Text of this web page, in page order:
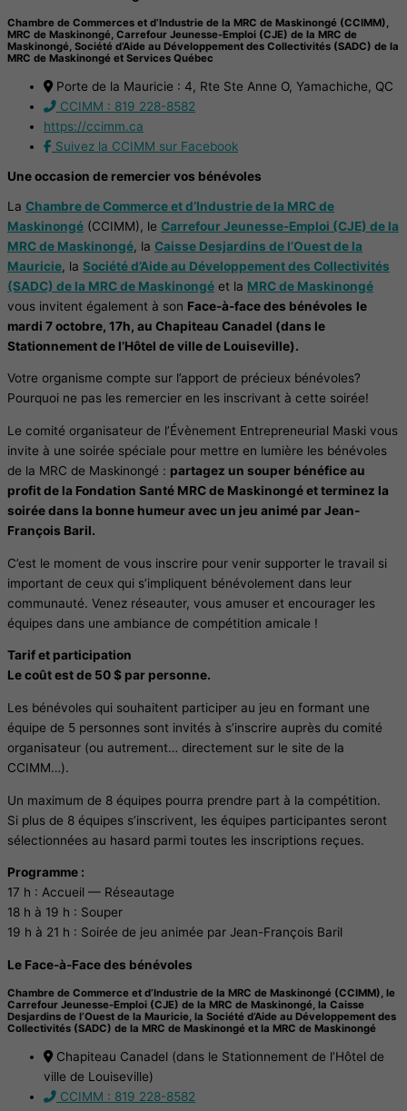
Chambre de Commerces et d’Industrie de la MRC de Maskinongé (CCIMM),
MRC de Maskinongé, Carrefour Jeunesse-Emploi (CJE) de la MRC de
Maskinongé, Société d’Aide au Développement des Collectivités (SADC) de la
MRC de Maskinongé et Services Québec
Porte de la Mauricie : 4, Rte Ste Anne O, Yamachiche, QC
CCIMM : 819 228-8582
https://ccimm.ca
Suivez la CCIMM sur Facebook
Une occasion de remercier vos bénévoles
La Chambre de Commerce et d’Industrie de la MRC de
Maskinongé (CCIMM), le Carrefour Jeunesse-Emploi (CJE) de la
MRC de Maskinongé, la Caisse Desjardins de l’Ouest de la
Mauricie, la Société d’Aide au Développement des Collectivités
(SADC) de la MRC de Maskinongé et la MRC de Maskinongé
vous invitent également à son Face-à-face des bénévoles le
mardi 7 octobre, 17h, au Chapiteau Canadel (dans le
Stationnement de l’Hôtel de ville de Louiseville).
Votre organisme compte sur l’apport de précieux bénévoles?
Pourquoi ne pas les remercier en les inscrivant à cette soirée!
Le comité organisateur de l’Évènement Entrepreneurial Maski vous
invite à une soirée spéciale pour mettre en lumière les bénévoles
de la MRC de Maskinongé : partagez un souper bénéfice au
profit de la Fondation Santé MRC de Maskinongé et terminez la
soirée dans la bonne humeur avec un jeu animé par Jean-
François Baril.
C’est le moment de vous inscrire pour venir supporter le travail si
important de ceux qui s’impliquent bénévolement dans leur
communauté. Venez réseauter, vous amuser et encourager les
équipes dans une ambiance de compétition amicale !
Tarif et participation
Le coût est de 50 $ par personne.
Les bénévoles qui souhaitent participer au jeu en formant une
équipe de 5 personnes sont invités à s’inscrire auprès du comité
organisateur (ou autrement… directement sur le site de la
CCIMM…).
Un maximum de 8 équipes pourra prendre part à la compétition.
Si plus de 8 équipes s’inscrivent, les équipes participantes seront
sélectionnées au hasard parmi toutes les inscriptions reçues.
Programme :
17 h : Accueil — Réseautage
18 h à 19 h : Souper
19 h à 21 h : Soirée de jeu animée par Jean-François Baril
Le Face-à-Face des bénévoles
Chambre de Commerce et d’Industrie de la MRC de Maskinongé (CCIMM), le
Carrefour Jeunesse-Emploi (CJE) de la MRC de Maskinongé, la Caisse
Desjardins de l’Ouest de la Mauricie, la Société d’Aide au Développement des
Collectivités (SADC) de la MRC de Maskinongé et la MRC de Maskinongé
Chapiteau Canadel (dans le Stationnement de l’Hôtel de
ville de Louiseville)
CCIMM : 819 228-8582